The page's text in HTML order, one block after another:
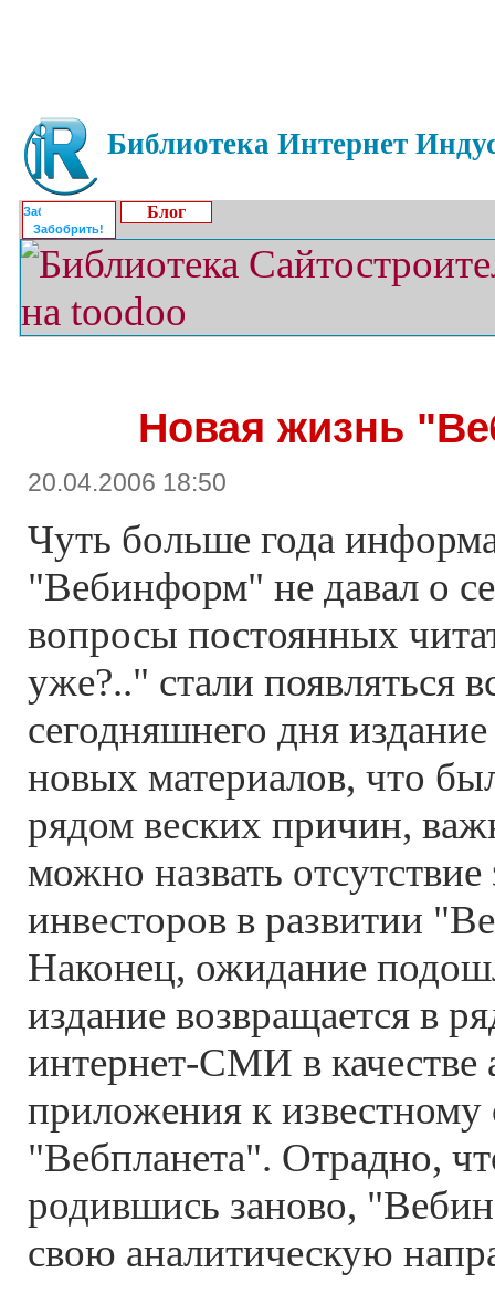
Библиотека Интернет
Забобрить!
Блог
Новая жизнь
20.04.2006 18:50
Чуть больше года
"Вебинформ" не давал о
вопросы постоянных
уже?.." стали появляться
сегодняшнего дня
новых материалов, что
рядом веских причин,
можно назвать
инвесторов в развитии
Наконец, ожидание
издание возвращается в
интернет-СМИ в качестве
приложения к
"Вебпланета". Отрадно,
родившись заново,
свою аналитическую